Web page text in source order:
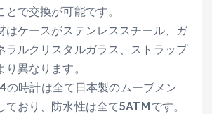
とで交換が可能です。
はケースがステンレススチール、ガ
ラルクリスタルガラス、ストラップ
り異なります。
の時計は全て日本製のムーブメン
ており、防水性は全て5ATMです。